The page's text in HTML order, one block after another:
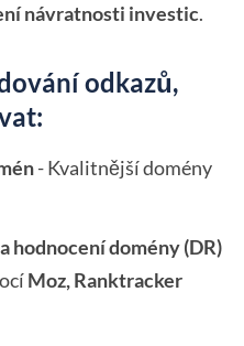
návratnosti investic.
odkazů,
- Kvalitnější domény
hodnocení domény (DR)
Moz, Ranktracker